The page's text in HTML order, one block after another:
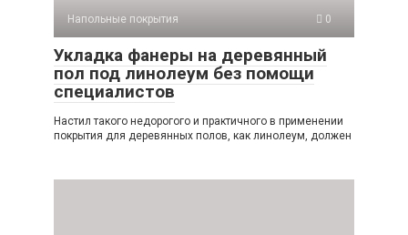
Напольные покрытия 0
Укладка фанеры на деревянный
пол под линолеум без помощи
специалистов
Настил такого недорогого и практичного в применении
покрытия для деревянных полов, как линолеум, должен